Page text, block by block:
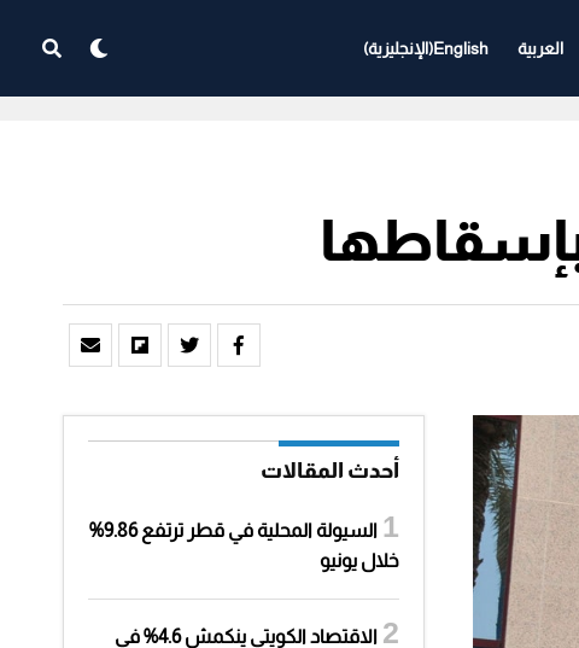
العربية English
(الإنجليزية)
بإسقاطها
أحدث المقالات
السيولة المحلية في قطر ترتفع 9.86%
خلال يونيو
الاقتصاد الكويتي ينكمش 4.6% في